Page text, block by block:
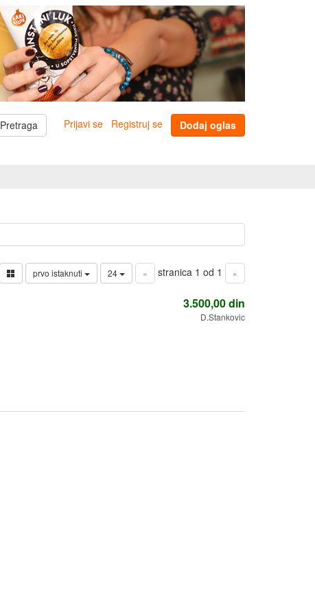
Pretraga
Prijavi se Registruj se Dodaj oglas
prvo istaknuti 24 « stranica 1 od 1 »
3.500,00din
D.Stankovic